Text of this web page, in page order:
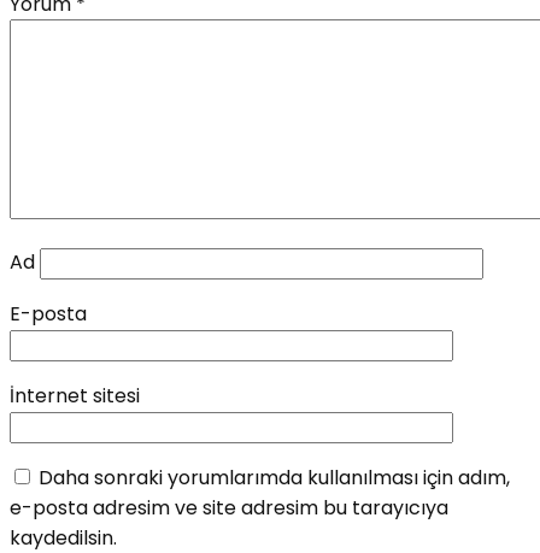
Ad
E-posta
İnternet sitesi
Daha sonraki yorumlarımda kullanılması için adım,
e-posta adresim ve site adresim bu tarayıcıya
kaydedilsin.